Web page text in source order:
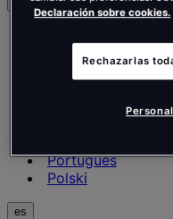
Français
Português
Polski
es
Declaración sobre cookies.
Rechazarlas